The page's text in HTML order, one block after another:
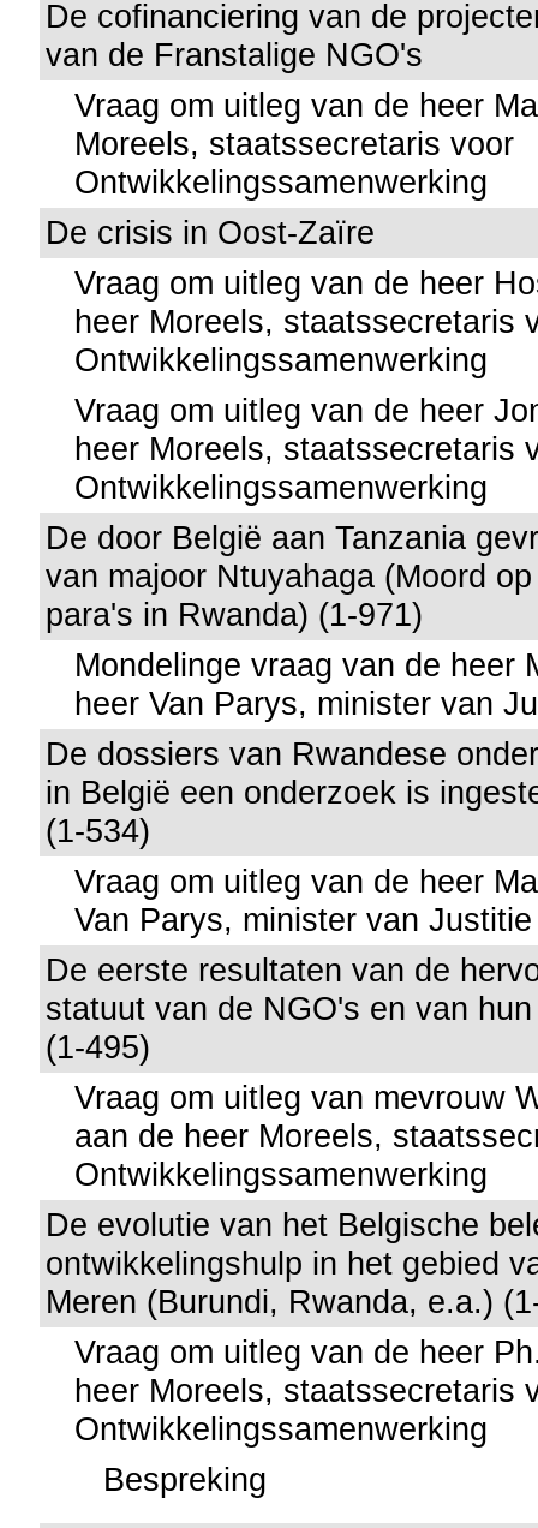
De cofinanciering van de
van de Franstalige NGO's
Vraag om uitleg van de heer
Moreels, staatssecretaris voor
Ontwikkelingssamenwerking
De crisis in Oost-Zaïre
Vraag om uitleg van de heer
heer Moreels, staatssecretaris
Ontwikkelingssamenwerking
Vraag om uitleg van de heer
heer Moreels, staatssecretaris
Ontwikkelingssamenwerking
De door België aan Tanzania
van majoor Ntuyahaga (Moord
para's in Rwanda) (1-971)
Mondelinge vraag van de heer
heer Van Parys, minister van
De dossiers van Rwandese
in België een onderzoek is
(1-534)
Vraag om uitleg van de heer
Van Parys, minister van Justitie
De eerste resultaten van de
statuut van de NGO's en van
(1-495)
Vraag om uitleg van mevrouw
aan de heer Moreels,
Ontwikkelingssamenwerking
De evolutie van het Belgische
ontwikkelingshulp in het gebied
Meren (Burundi, Rwanda, e.a.)
Vraag om uitleg van de heer
heer Moreels, staatssecretaris
Ontwikkelingssamenwerking
Bespreking